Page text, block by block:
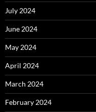
July 2024
June 2024
May 2024
April 2024
March 2024
February 2024